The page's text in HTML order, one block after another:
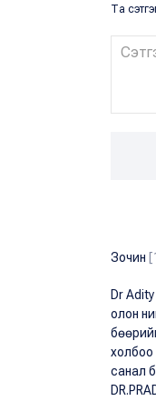
Та
Зочин
Dr
олон
холбоо
санал